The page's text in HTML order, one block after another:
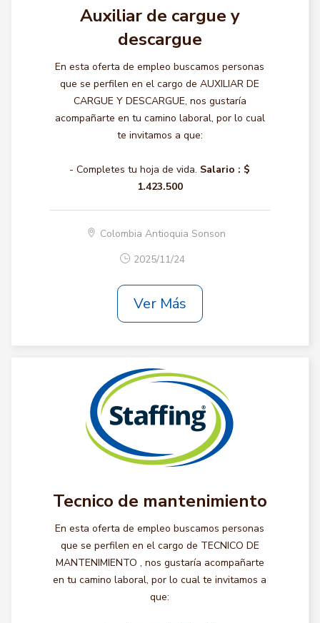
Auxiliar de cargue y
descargue
En esta oferta de empleo buscamos personas
que se perfilen en el cargo de AUXILIAR DE
CARGUE Y DESCARGUE, nos gustaría
acompañarte en tu camino laboral, por lo cual
te invitamos a que:
- Completes tu hoja de vida. Salario : $
1.423.500
Colombia Antioquia Sonson
2025/11/24
Ver Más
Tecnico de mantenimiento
En esta oferta de empleo buscamos personas
que se perfilen en el cargo de TECNICO DE
MANTENIMIENTO , nos gustaría acompañarte
en tu camino laboral, por lo cual te invitamos a
que: